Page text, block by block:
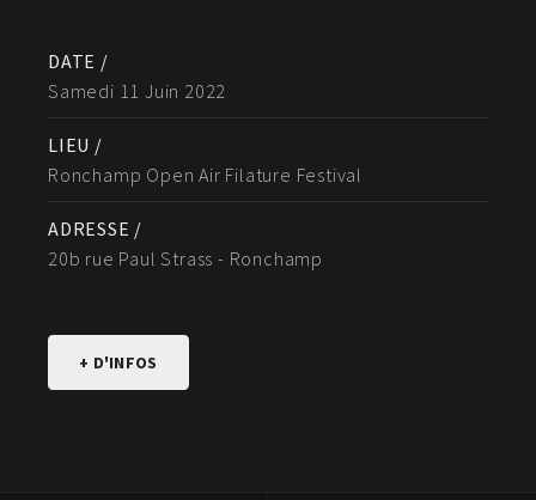
DATE /
Samedi 11 Juin 2022
LIEU /
Ronchamp Open Air Filature Festival
ADRESSE /
20b rue Paul Strass - Ronchamp
+ D'INFOS